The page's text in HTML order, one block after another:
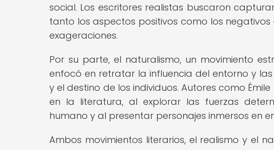
social. Los escritores realistas buscaron
tanto los aspectos positivos como los negativos
exageraciones.
Por su parte, el naturalismo, un movimiento
enfocó en retratar la influencia del entorno y
y el destino de los individuos. Autores como
en la literatura, al explorar las fuerzas
humano y al presentar personajes inmersos en
Ambos movimientos literarios, el realismo y el